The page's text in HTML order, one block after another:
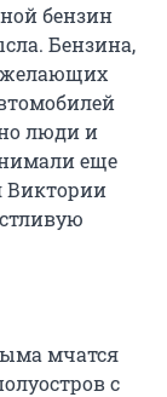
бензин
Бензина,
желающих
люди и
еще
Виктории
мчатся
с